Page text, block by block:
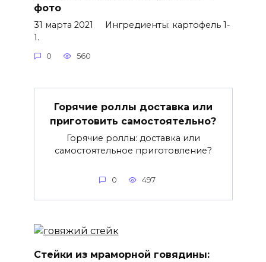
фото
31 марта 2021 Ингредиенты: картофель 1-
1.
0 560
Горячие роллы доставка или
приготовить самостоятельно?
Горячие роллы: доставка или
самостоятельное приготовление?
0 497
Стейки из мраморной говядины: